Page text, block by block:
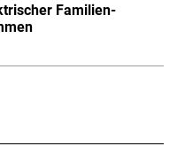
Familien-